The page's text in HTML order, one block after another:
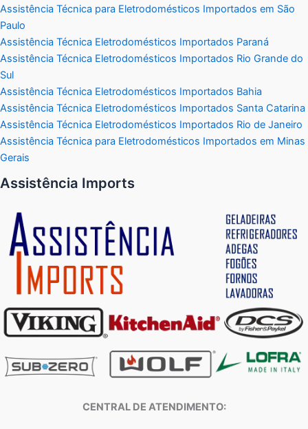
Assistência Técnica para Eletrodomésticos Importados em São
Paulo
Assistência Técnica Eletrodomésticos Importados Paraná
Assistência Técnica Eletrodomésticos Importados Rio Grande do
Sul
Assistência Técnica Eletrodomésticos Importados Bahia
Assistência Técnica Eletrodomésticos Importados Santa Catarina
Assistência Técnica Eletrodomésticos Importados Rio de Janeiro
Assistência Técnica para Eletrodomésticos Importados em Minas
Gerais
Assistência Imports
CENTRAL DE ATENDIMENTO: